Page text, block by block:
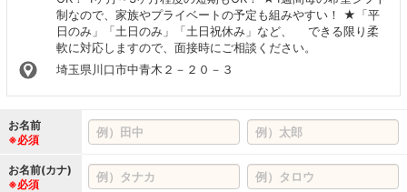
制なので、家族やプライベートの予定も組みやすい！ ★「平
日のみ」「土日のみ」「土日祝休み」など、 できる限り柔
軟に対応しますので、面接時にご相談ください。
埼玉県川口市中青木２－２０－３
お名前
※必須
お名前(カナ)
※必須